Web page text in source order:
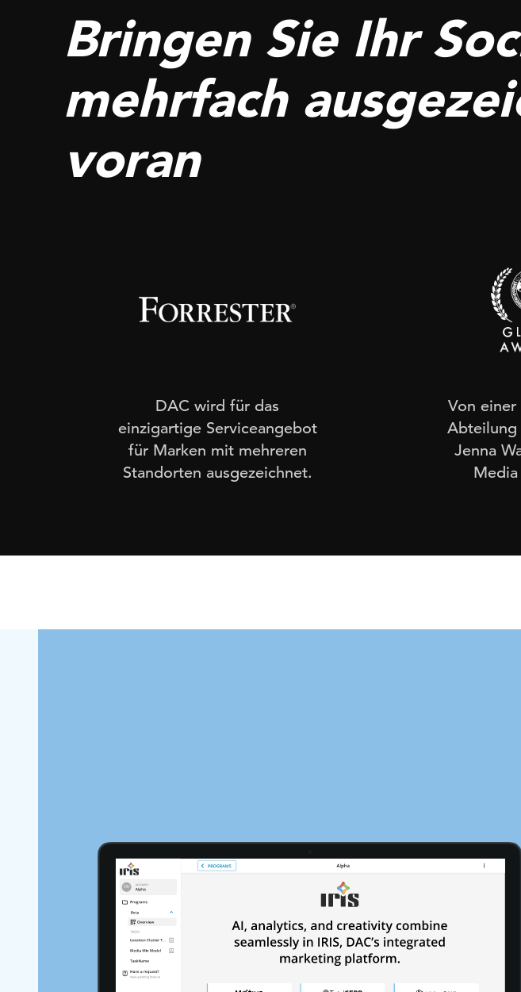
Bringen Sie Ihr
mehrfach
voran
Forrester Wave
DAC wird für das
einzigartige Serviceangebot
für Marken mit mehreren
Standorten ausgezeichnet.
Globee
Von
Abteilung
Jenna